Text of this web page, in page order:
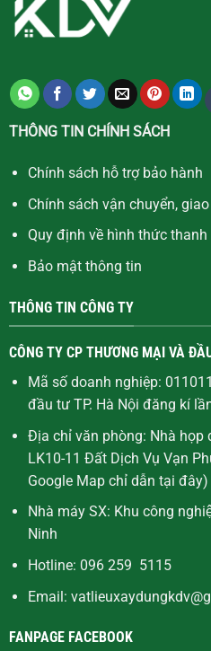
THÔNG TIN CHÍNH SÁCH
Chính sách hỗ trợ bảo hành
Chính sách vận chuyển,
Quy định về hình thức thanh
Bảo mật thông tin
THÔNG TIN CÔNG TY
CÔNG TY CP THƯƠNG MẠI VÀ
Mã số doanh nghiệp:
đầu tư TP. Hà Nội đăng kí
Địa chỉ văn phòng: Nhà họp
LK10-11 Đất Dịch Vụ Vạn
Google Map chỉ dẫn tại đây)
Nhà máy SX: Khu công
Ninh
Hotline: 096 259 5115
Email:
FANPAGE FACEBOOK